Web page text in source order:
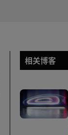
相关博客